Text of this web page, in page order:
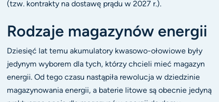
(tzw. kontrakty na dostawę prądu w 2027 r.).
Rodzaje magazynów energii
Dziesięć lat temu akumulatory kwasowo-ołowiowe były
jedynym wyborem dla tych, którzy chcieli mieć magazyn
energii. Od tego czasu nastąpiła rewolucja w dziedzinie
magazynowania energii, a baterie litowe są obecnie jedyną